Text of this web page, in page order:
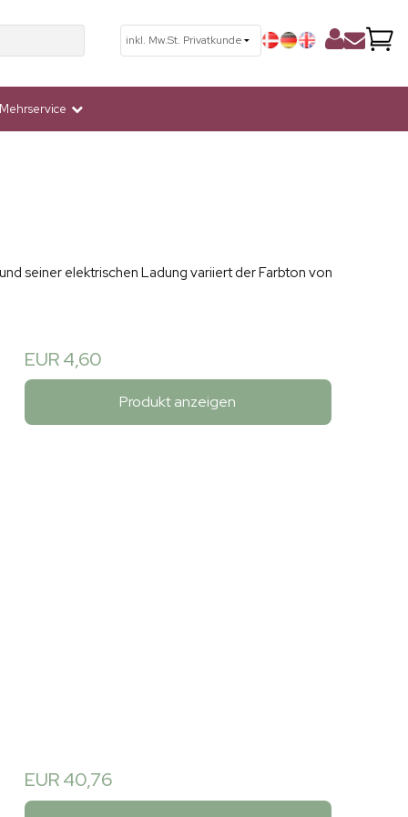
Mehrservice
seiner elektrischen Ladung variiert der Farbton von
EUR 4,60
Produkt anzeigen
EUR 40,76